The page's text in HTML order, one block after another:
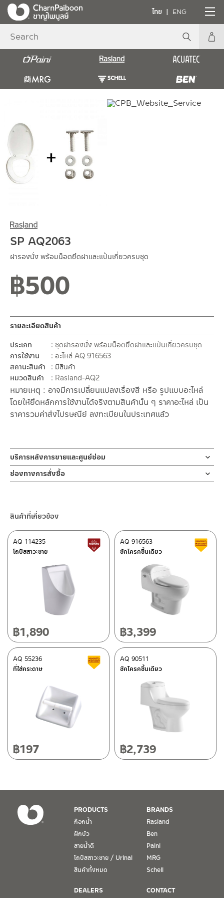
ไทย ENG
SP AQ2063
ฝารองนั่ง พร้อมน็อตยึดฝาและแป้นเกี่ยวครบชุด
฿500
รายละเอียดสินค้า
ประเภท
ชุดฝารองนั่ง พร้อมน็อตยึดฝาและแป้นเกี่ยวครบชุด
การใช้งาน
อะไหล่ AQ 916563
สถานะสินค้า
มีสินค้า
หมวดสินค้า
Rasland-AQ2
หมายเหตุ : อาจมีการเปลี่ยนแปลงเรื่องสี หรือ รูปแบบอะไหล่
โดยให้ยึดหลักการใช้งานได้จริงตามสินค้านั้น ๆ ราคาอะไหล่ เป็น
ราคารวมค่าส่งไปรษณีย์ ลงทะเบียนในประเทศแล้ว
บริการหลังการขายและศูนย์ซ่อม
ช่องทางออนไลน์
– Email: contact@charnpaiboon.com
ศูนย์บริการและอะไหล่ กรุงเทพฯ
662/61-62 ถนน พระราม3 แขวงบางโพงพาง เขตยานนาวา กรุงเทพฯ
โทร: 02-358-0080 / 080-075-8668 / 091-545-0556
ศูนย์บริการและอะไหล่ เชียงใหม่
118/33 โครงการอรสิริน ม.8 ต.สันปูเลย อ.ดอยสะเก็ด เชียงใหม่
โทร: 080-075-2626
วันจันทร์ – วันศุกร์ เวลา 8:30-17:30 น.
วันเสาร์ เวลา 8:30-15:00 น.
1. การรับประกัน จะต้องมีหลักฐานการซื้อ หรือ ใบเสร็จ โดยทางบริษัทฯ
ขอตรวจสอบโดยนับวันซื้อขายเป็นสำคัญ ทางบริษัทฯ ไม่สามารถให้
เงื่อนไขการรับประกันสินค้าได้ หากไม่มีเอกสารดังกล่าว
2. การรับประกันสินค้า จะรับประกันฉพาะสินค้าที่อยู่ในสภาพการใช้งาน
ปกติ หากมีตำหนิ ชำรุด ร้าว ตกพื้น หรือสภาพภายนอกอยู่ในสภาพที่ใช้
ช่องทางการสั่งซื้อ
– Shopee
–Lazada
ติดต่อพนักงานขาย / Contact Sales Staff
@charnpaiboon.sales
ติดต่อ ชาญไพบูลย์ / Contact Us คลิกที่นี่
สินค้าที่เกี่ยวข้อง
โถปัสสาวะชาย
AQ 114235 สินค้าปรับราคาลดลง
฿1,890
ชักโครกชิ้นเดียว
AQ 916563
฿3,399
ที่ใส่กระดาษ
AQ 55236 สินค้าลดราคา เคลียร์สต็อก
฿197
ชักโครกชิ้นเดียว
AQ 90511
฿2,739
PRODUCTS
ก๊อกน้ำ
ฝักบัว
สายน้ำดี
โถปัสสาวะชาย / Urinal
สินค้าทั้งหมด
BRANDS
Rasland
Ben
Paini
MRG
Schell
DEALERS
CONTACT